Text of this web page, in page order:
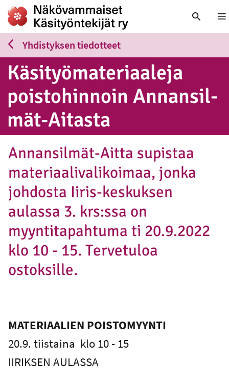
Yhdistyksen tiedotteet
Kä­si­työ­ma­te­ri­aa­le­ja
pois­to­hin­noin An­nan­sil­
mät-Aitasta
Annansilmät-Aitta supistaa
materiaalivalikoimaa, jonka
johdosta Iiris-keskuksen
aulassa 3. krs:ssa on
myyntitapahtuma ti 20.9.2022
klo 10 - 15. Tervetuloa
ostoksille.
MATERIAALIEN POISTOMYYNTI
20.9. tiistaina klo 10 - 15
IIRIKSEN AULASSA